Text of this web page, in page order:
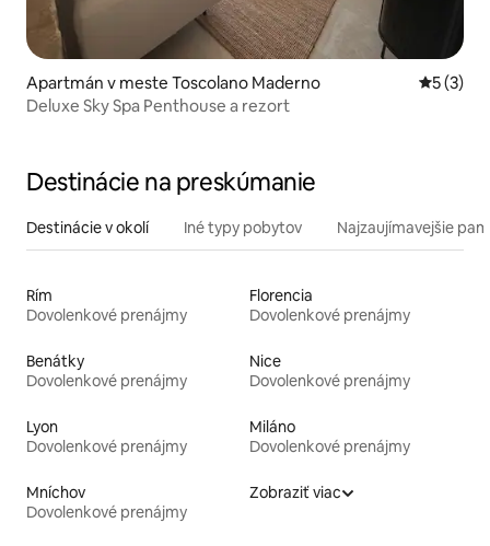
Apartmán v meste Toscolano Maderno
5 (3)
Deluxe Sky Spa Penthouse a rezort
Destinácie na preskúmanie
Destinácie v okolí Iné typy pobytov Najzaujímavejšie
Rím
Dovolenkové prenájmy
Florencia
Dovolenkové prenájmy
Benátky
Dovolenkové prenájmy
Nice
Dovolenkové prenájmy
Lyon
Dovolenkové prenájmy
Miláno
Dovolenkové prenájmy
Mníchov
Dovolenkové prenájmy
Zobraziť viac